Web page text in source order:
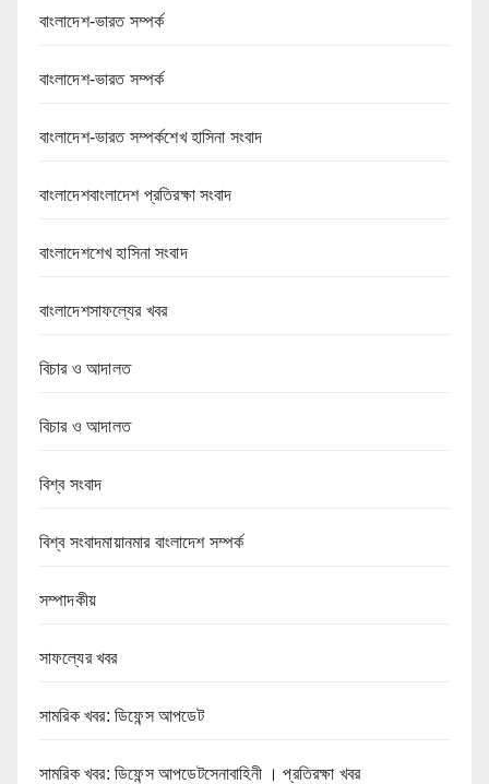
বাংলাদেশ-ভারত সম্পর্ক
বাংলাদেশ-ভারত সম্পর্ক
বাংলাদেশ-ভারত সম্পর্কশেখ হাসিনা সংবাদ
বাংলাদেশবাংলাদেশ প্রতিরক্ষা সংবাদ
বাংলাদেশশেখ হাসিনা সংবাদ
বাংলাদেশসাফল্যের খবর
বিচার ও আদালত
বিচার ও আদালত
বিশ্ব সংবাদ
বিশ্ব সংবাদমায়ানমার বাংলাদেশ সম্পর্ক
সম্পাদকীয়
সাফল্যের খবর
সামরিক খবর: ডিফেন্স আপডেট
সামরিক খবর: ডিফেন্স আপডেটসেনাবাহিনী । প্রতিরক্ষা খবর